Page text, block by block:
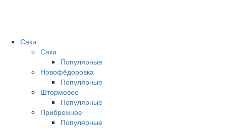
Саки
Саки
Популярные
Новофёдоровка
Популярные
Штормовое
Популярные
Прибрежное
Популярные